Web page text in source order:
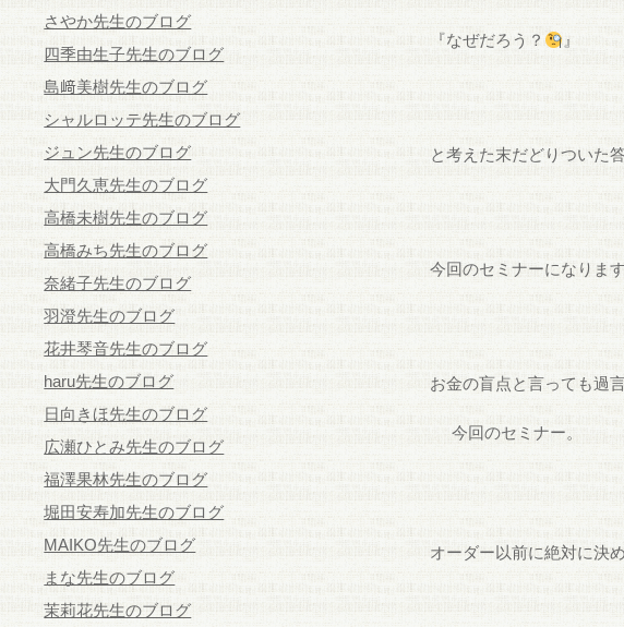
『なぜだろう？ 』
と考えた末だどりついた答
今回のセミナーになります
お金の盲点と言っても過
今回のセミナー。
オーダー以前に絶対に決
さやか先生のブログ
四季由生子先生のブログ
島﨑美樹先生のブログ
シャルロッテ先生のブログ
ジュン先生のブログ
大門久恵先生のブログ
高橋未樹先生のブログ
高橋みち先生のブログ
奈緒子先生のブログ
羽澄先生のブログ
花井琴音先生のブログ
haru先生のブログ
日向きほ先生のブログ
広瀬ひとみ先生のブログ
福澤果林先生のブログ
堀田安寿加先生のブログ
MAIKO先生のブログ
まな先生のブログ
茉莉花先生のブログ